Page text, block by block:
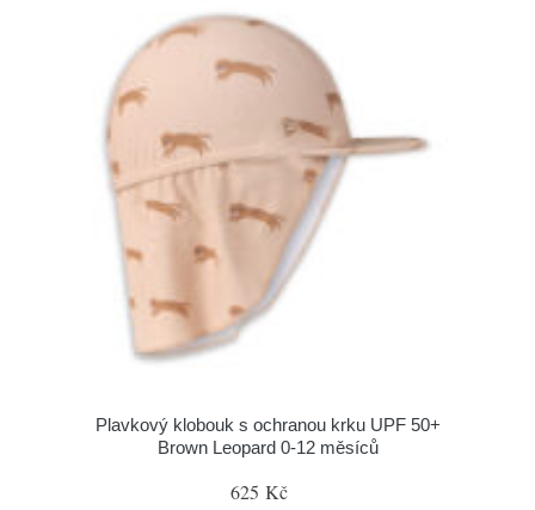
Plavkový klobouk s ochranou krku UPF 50+
Brown Leopard 0-12 měsíců
625 Kč